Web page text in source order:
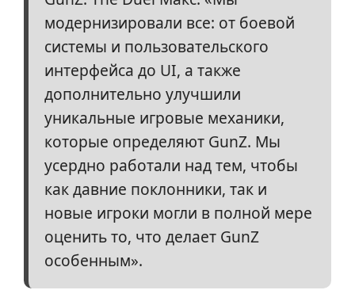
модернизировали все: от боевой
системы и пользовательского
интерфейса до UI, а также
дополнительно улучшили
уникальные игровые механики,
которые определяют GunZ. Мы
усердно работали над тем, чтобы
как давние поклонники, так и
новые игроки могли в полной мере
оценить то, что делает GunZ
особенным».